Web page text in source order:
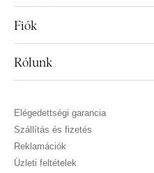
Fiók
Rólunk
Elégedettségi garancia
Szállítás és fizetés
Reklamációk
Üzleti feltételek